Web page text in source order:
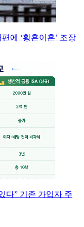
에 ‘황혼이혼’ 조장
다” 기존 가입자 주